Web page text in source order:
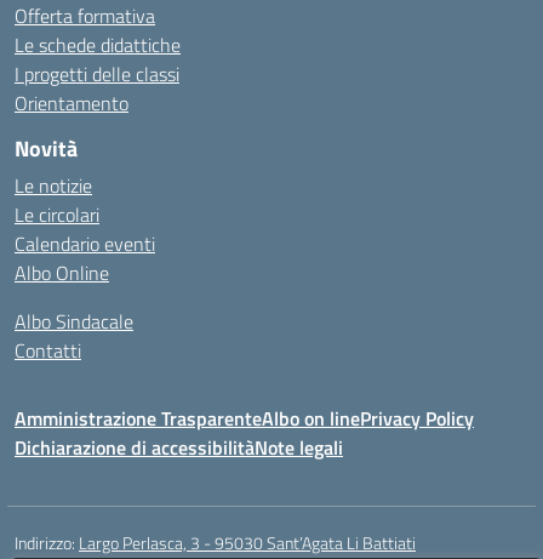
Offerta formativa
Le schede didattiche
I progetti delle classi
Orientamento
Novità
Le notizie
Le circolari
Calendario eventi
Albo Online
Albo Sindacale
Contatti
Amministrazione TrasparenteAlbo on linePrivacy Policy
Dichiarazione di accessibilitàNote legali
Indirizzo: Largo Perlasca, 3 - 95030 Sant’Agata Li Battiati